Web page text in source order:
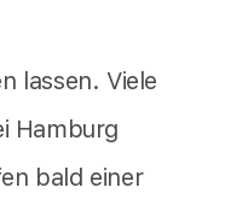
lassen. Viele
Hamburg
bald einer